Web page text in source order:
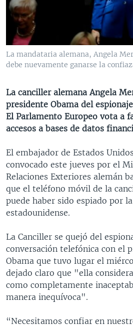
VENEZUELA
BRASIL
NICARAGUA
ECONOMÍA
ENTRETENIMIENTO Y CULTURA
TECNOLOGÍA
DEPORTES
MULTIMEDIA
VIDEOS
FOTOGRAFÍA
AUDIOS
PROGRAMAS TV
EL MUNDO AL DÍA
FORO INTERAMERICANO
LAS CLAVES
PANORAMA
RADIO
AVANCE INFORMATIVO
BUENOS DÍAS AMÉRICA
ESTADOS UNIDOS AL DÍA
FORO [RADIO]
DEPORTIVO INTERNACIONAL
NOTA ECONÓMICA
DIRECT
Learning English
Idiomas
La mandataria alemana, Angela
debe nuevamente ganarse la
La canciller alemana Angela
presidente Obama del
El Parlamento Europeo vota a
accesos a bases de datos
El embajador de Estados
convocado este jueves por el
Relaciones Exteriores alemán
que el teléfono móvil de la
puede haber sido espiado por
estadounidense.
La Canciller se quejó del
conversación telefónica con el
Obama que tuvo lugar el
dejado claro que "ella
como completamente
manera inequívoca".
“Necesitamos confiar en